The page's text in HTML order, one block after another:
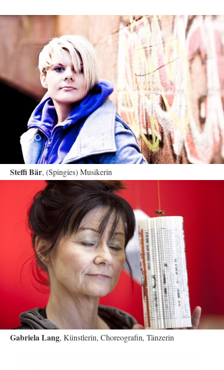
Steffi Bär, (Spingies) Musikerin
Gabriela Lang, Künstlerin, Choreografin, Tänzerin